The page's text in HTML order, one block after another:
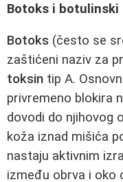
Botoks i botulinski
Botoks (često se
zaštićeni naziv za
toksin tip A.
privremeno blokira
dovodi do njihovog
koža iznad mišića
nastaju aktivnim
između obrva i oko